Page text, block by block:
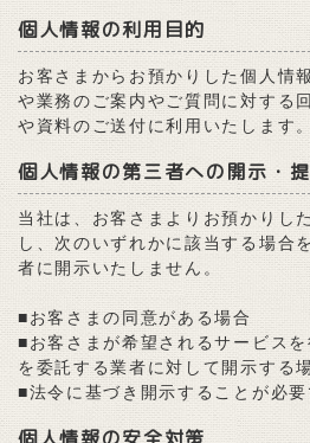
個人情報の利用目的
お客さまからお預かりした個人情
や業務のご案内やご質問に対する
や資料のご送付に利用いたします。
個人情報の第三者への開示・
当社は、お客さまよりお預かりし
し、次のいずれかに該当する場合
者に開示いたしません。
■お客さまの同意がある場合
■お客さまが希望されるサービス
を委託する業者に対して開示する
■法令に基づき開示することが必